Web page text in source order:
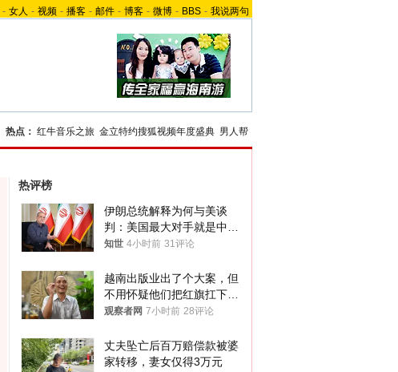
- 女人 - 视频 - 播客 - 邮件 - 博客 - 微博 - BBS - 我说两句
热点： 红牛音乐之旅 金立特约搜狐视频年度盛典 男人帮
热评榜
伊朗总统解释为何与美谈
判：美国最大对手就是中
国，但他们也在对话
知世 4小时前 31评论
越南出版业出了个大案，但
不用怀疑他们把红旗扛下去
的决心
观察者网 7小时前 28评论
丈夫坠亡后百万赔偿款被婆
家转移，妻女仅得3万元